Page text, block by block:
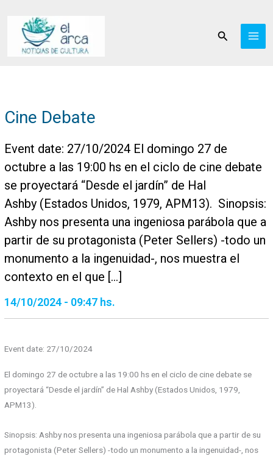
contenido
Buscar
Cine Debate
Event date: 27/10/2024 El domingo 27 de
octubre a las 19:00 hs en el ciclo de cine debate
se proyectará “Desde el jardín” de Hal
Ashby (Estados Unidos, 1979, APM13). Sinopsis:
Ashby nos presenta una ingeniosa parábola que a
partir de su protagonista (Peter Sellers) -todo un
monumento a la ingenuidad-, nos muestra el
contexto en el que […]
14/10/2024 - 09:47 hs.
Event date: 27/10/2024
El domingo 27 de octubre a las 19:00 hs en el ciclo de cine debate se
proyectará “Desde el jardín” de Hal Ashby (Estados Unidos, 1979,
APM13).
Sinopsis: Ashby nos presenta una ingeniosa parábola que a partir de su
protagonista (Peter Sellers) -todo un monumento a la ingenuidad-, nos